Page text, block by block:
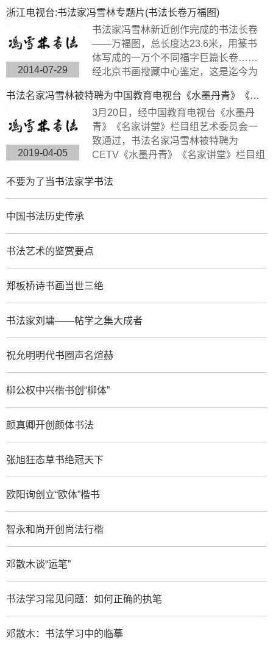
字体是典型欧体楷书，方圆兼备、严谨
工整、挺劲险峻。
浙江电视台:书法家冯雪林专题片(书法长卷万福图)
2014-07-29
书法家冯雪林新近创作完成的书法长卷
——万福图，总长度达23.6米，用篆书
体写成的一万个不同福字巨篇长卷……
经北京书画搜藏中心鉴定，这是迄今为
有很高的搜藏价值。浙江卫视拍摄组来
到杭州余杭径山风情小镇专门拍摄了此
次专题片。
书法名家冯雪林被特聘为中国教育电视台《水墨丹青》《名家讲堂》栏目组签约艺术家
2019-04-05
3月20日，经中国教育电视台《水墨丹
青》《名家讲堂》栏目组艺术委员会一
致通过，书法名家冯雪林被特聘为
CETV《水墨丹青》《名家讲堂》栏目组
青》是以“弘扬中华传统文化，传承水墨
艺术精髓”为宗旨，展示现代中国书画艺
不要为了当书法家学书法
中国书法历史传承
书法艺术的鉴赏要点
郑板桥诗书画当世三绝
书法家刘墉——帖学之集大成者
祝允明明代书圈声名煊赫
柳公权中兴楷书创“柳体”
颜真卿开创颜体书法
张旭狂态草书绝冠天下
欧阳询创立“欧体”楷书
智永和尚开创尚法行楷
邓散木谈“运笔”
书法学习常见问题：如何正确的执笔
邓散木：书法学习中的临摹